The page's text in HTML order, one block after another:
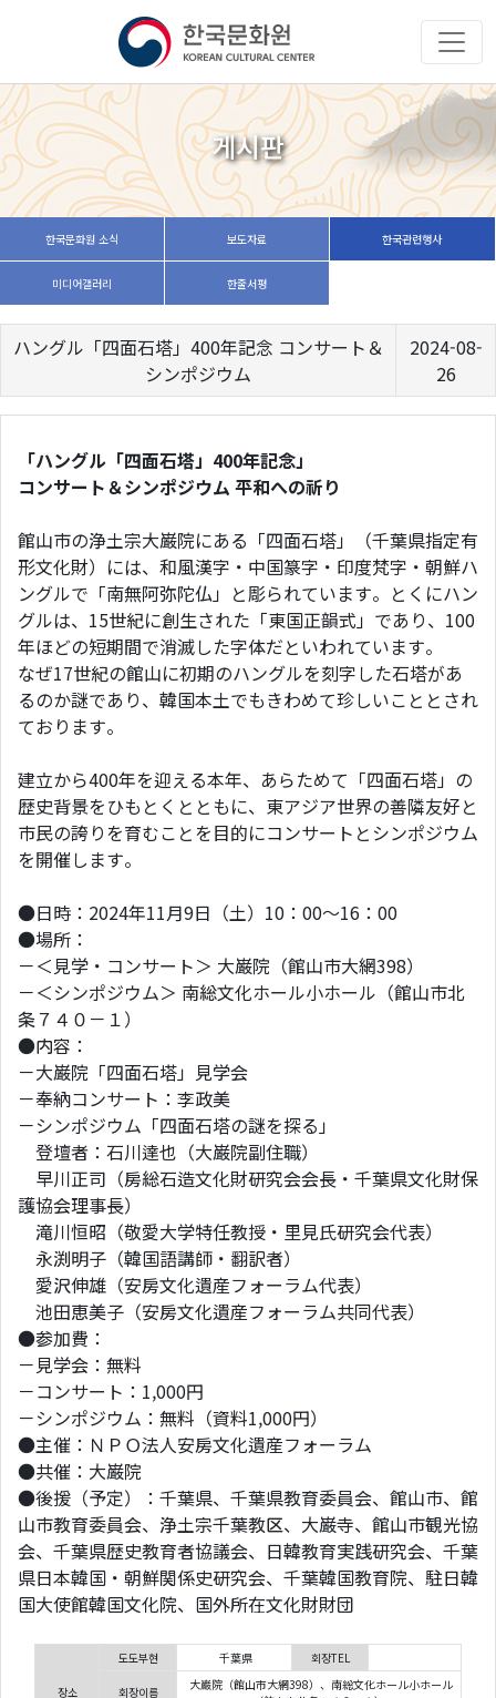
게시판
한국문화원 소식 보도자료 한국관련행사
미디어갤러리 한줄서평
ハングル「四面石塔」400年記念 コンサート＆
シンポジウム
2024-08-
26
「ハングル「四面石塔」400年記念」
コンサート＆シンポジウム 平和への祈り
館山市の浄土宗大巌院にある「四面石塔」（千葉県指定有
形文化財）には、和風漢字・中国篆字・印度梵字・朝鮮ハ
ングルで「南無阿弥陀仏」と彫られています。とくにハン
グルは、15世紀に創生された「東国正韻式」であり、100
年ほどの短期間で消滅した字体だといわれています。
なぜ17世紀の館山に初期のハングルを刻字した石塔があ
るのか謎であり、韓国本土でもきわめて珍しいこととされ
ております。
建立から400年を迎える本年、あらためて「四面石塔」の
歴史背景をひもとくとともに、東アジア世界の善隣友好と
市民の誇りを育むことを目的にコンサートとシンポジウム
を開催します。
●日時：2024年11月9日（土）10：00～16：00
●場所：
－＜見学・コンサート＞ 大巌院（館山市大網398）
－＜シンポジウム＞ 南総文化ホール小ホール（館山市北
条７４０－１）
●内容：
－大巌院「四面石塔」見学会
－奉納コンサート：李政美
－シンポジウム「四面石塔の謎を探る」
登壇者：石川達也（大巌院副住職）
早川正司（房総石造文化財研究会会長・千葉県文化財保
護協会理事長）
滝川恒昭（敬愛大学特任教授・里見氏研究会代表）
永渕明子（韓国語講師・翻訳者）
愛沢伸雄（安房文化遺産フォーラム代表）
池田恵美子（安房文化遺産フォーラム共同代表）
●参加費：
－見学会：無料
－コンサート：1,000円
－シンポジウム：無料（資料1,000円）
●主催：ＮＰＯ法人安房文化遺産フォーラム
●共催：大巌院
●後援（予定）：千葉県、千葉県教育委員会、館山市、館
山市教育委員会、浄土宗千葉教区、大巌寺、館山市観光協
会、千葉県歴史教育者協議会、日韓教育実践研究会、千葉
県日本韓国・朝鮮関係史研究会、千葉韓国教育院、駐日韓
国大使館韓国文化院、国外所在文化財財団
장소
도도부현 千葉県 회장TEL
회장이름
大巌院（館山市大網398）、南総文化ホール小ホール